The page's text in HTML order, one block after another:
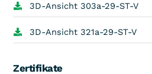
3D-Ansicht 303a-29-ST-V
3D-Ansicht 321a-29-ST-V
Zertifikate